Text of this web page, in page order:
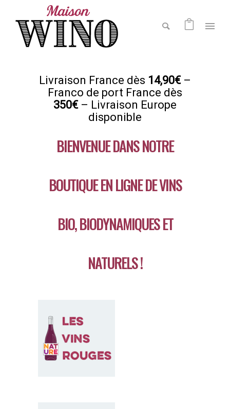
Livraison France dès 14,90€–
Franco de port France dès
350€– Livraison Europe
disponible
BIENVENUE DANS NOTRE
BOUTIQUE EN LIGNE DE VINS
BIO, BIODYNAMIQUES ET
NATURELS !